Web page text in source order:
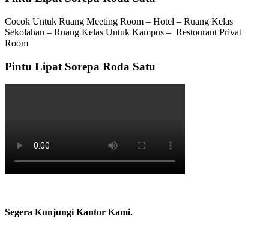
Cocok Untuk Ruang Meeting Room – Hotel – Ruang Kelas
Sekolahan – Ruang Kelas Untuk Kampus – Restourant Privat
Room
Pintu Lipat Sorepa Roda Satu
Segera Kunjungi Kantor Kami.